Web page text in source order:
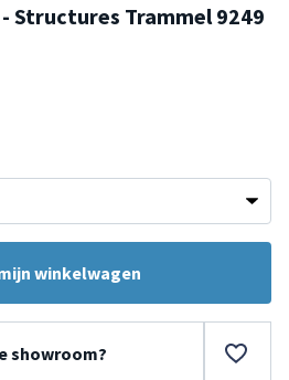
Structures Trammel 9249
winkelwagen
showroom?